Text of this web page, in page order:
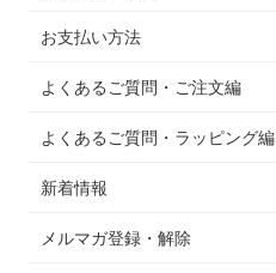
お支払い方法
よくあるご質問・ご注文編
よくあるご質問・ラッピング編
新着情報
メルマガ登録・解除